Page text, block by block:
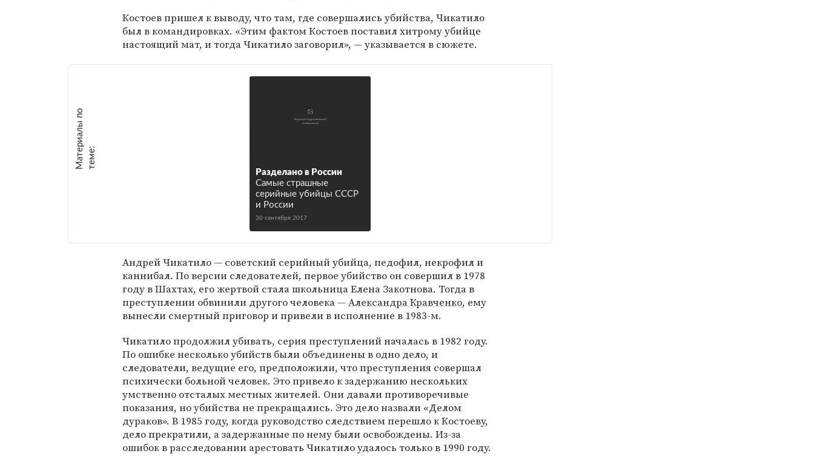
Костоев пришел к выводу, что там, где совершались убийства, Чикатило
был в командировках. «Этим фактом Костоев поставил хитрому убийце
настоящий мат, и тогда Чикатило заговорил», — указывается в сюжете.
М
а
т е
р
и
а
л
ы
п
о
т
е
м
е :
Разделано в России
Самые страшные
серийные убийцы СССР
и России
30 сентября 2017
Андрей Чикатило — советский серийный убийца, педофил, некрофил и
каннибал. По версии следователей, первое убийство он совершил в 1978
году в Шахтах, его жертвой стала школьница Елена Закотнова. Тогда в
преступлении обвинили другого человека — Александра Кравченко, ему
вынесли смертный приговор и привели в исполнение в 1983-м.
Чикатило продолжил убивать, серия преступлений началась в 1982 году.
По ошибке несколько убийств были объединены в одно дело, и
следователи, ведущие его, предположили, что преступления совершал
психически больной человек. Это привело к задержанию нескольких
умственно отсталых местных жителей. Они давали противоречивые
показания, но убийства не прекращались. Это дело назвали «Делом
дураков». В 1985 году, когда руководство следствием перешло к Костоеву,
дело прекратили, а задержанные по нему были освобождены. Из-за
ошибок в расследовании арестовать Чикатило удалось только в 1990 году.